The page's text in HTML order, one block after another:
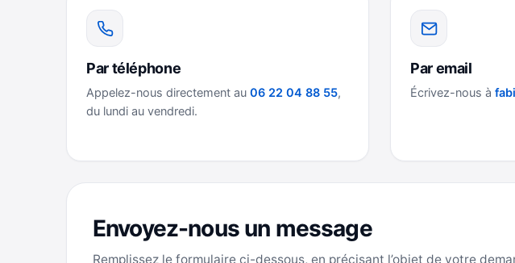
Par téléphone
Appelez-nous directement au 06 22 04 88 55,
du lundi au vendredi.
Par email
Écrivez-nous à
Envoyez-nous un message
Remplissez le formulaire ci-dessous, en précisant l’objet de votre